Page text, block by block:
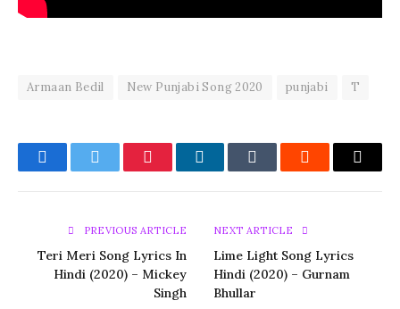
Armaan Bedil New Punjabi Song 2020 punjabi T
FacebookTwitter PinterestLinkedInTumblr Reddit Email
PREVIOUS ARTICLE
Teri Meri Song Lyrics In
Hindi (2020) – Mickey
Singh
NEXT ARTICLE
Lime Light Song Lyrics
Hindi (2020) – Gurnam
Bhullar